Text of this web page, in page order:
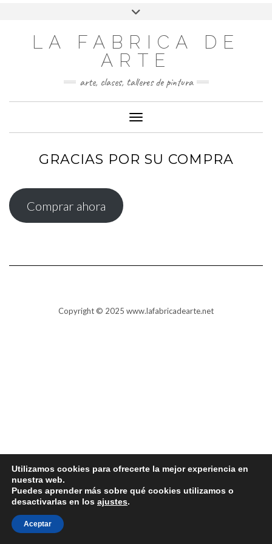
LA FABRICA DE
ARTE
arte, clases, talleres de pintura
Cambiar modo de navegación
GRACIAS POR SU COMPRA
Comprar ahora
Copyright © 2025 www.lafabricadearte.net
Utilizamos cookies para ofrecerte la mejor experiencia en
nuestra web.
Puedes aprender más sobre qué cookies utilizamos o
desactivarlas en los ajustes.
Aceptar